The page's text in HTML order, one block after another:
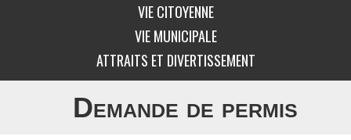
VIE CITOYENNE
VIE MUNICIPALE
ATTRAITS ET DIVERTISSEMENT
Demande de permis